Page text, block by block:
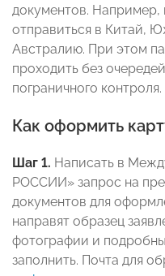
документов. Например,
отправиться в Китай,
Австралию. При этом
проходить без
пограничного контроля.
Как оформить
Шаг 1. Написать в
РОССИИ» запрос на
документов для
направят образец
фотографии и
заполнить. Почта для